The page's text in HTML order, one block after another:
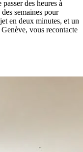
des heures à
semaines pour
en deux minutes, et un
vous recontacte